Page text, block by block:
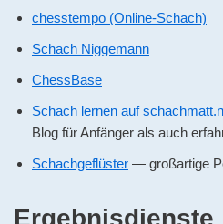
chesstempo (Online-Schach)
Schach Niggemann
ChessBase
Schach lernen auf
Blog für Anfänger als auch
Schachgeflüster — großartige
Ergebnisdienste